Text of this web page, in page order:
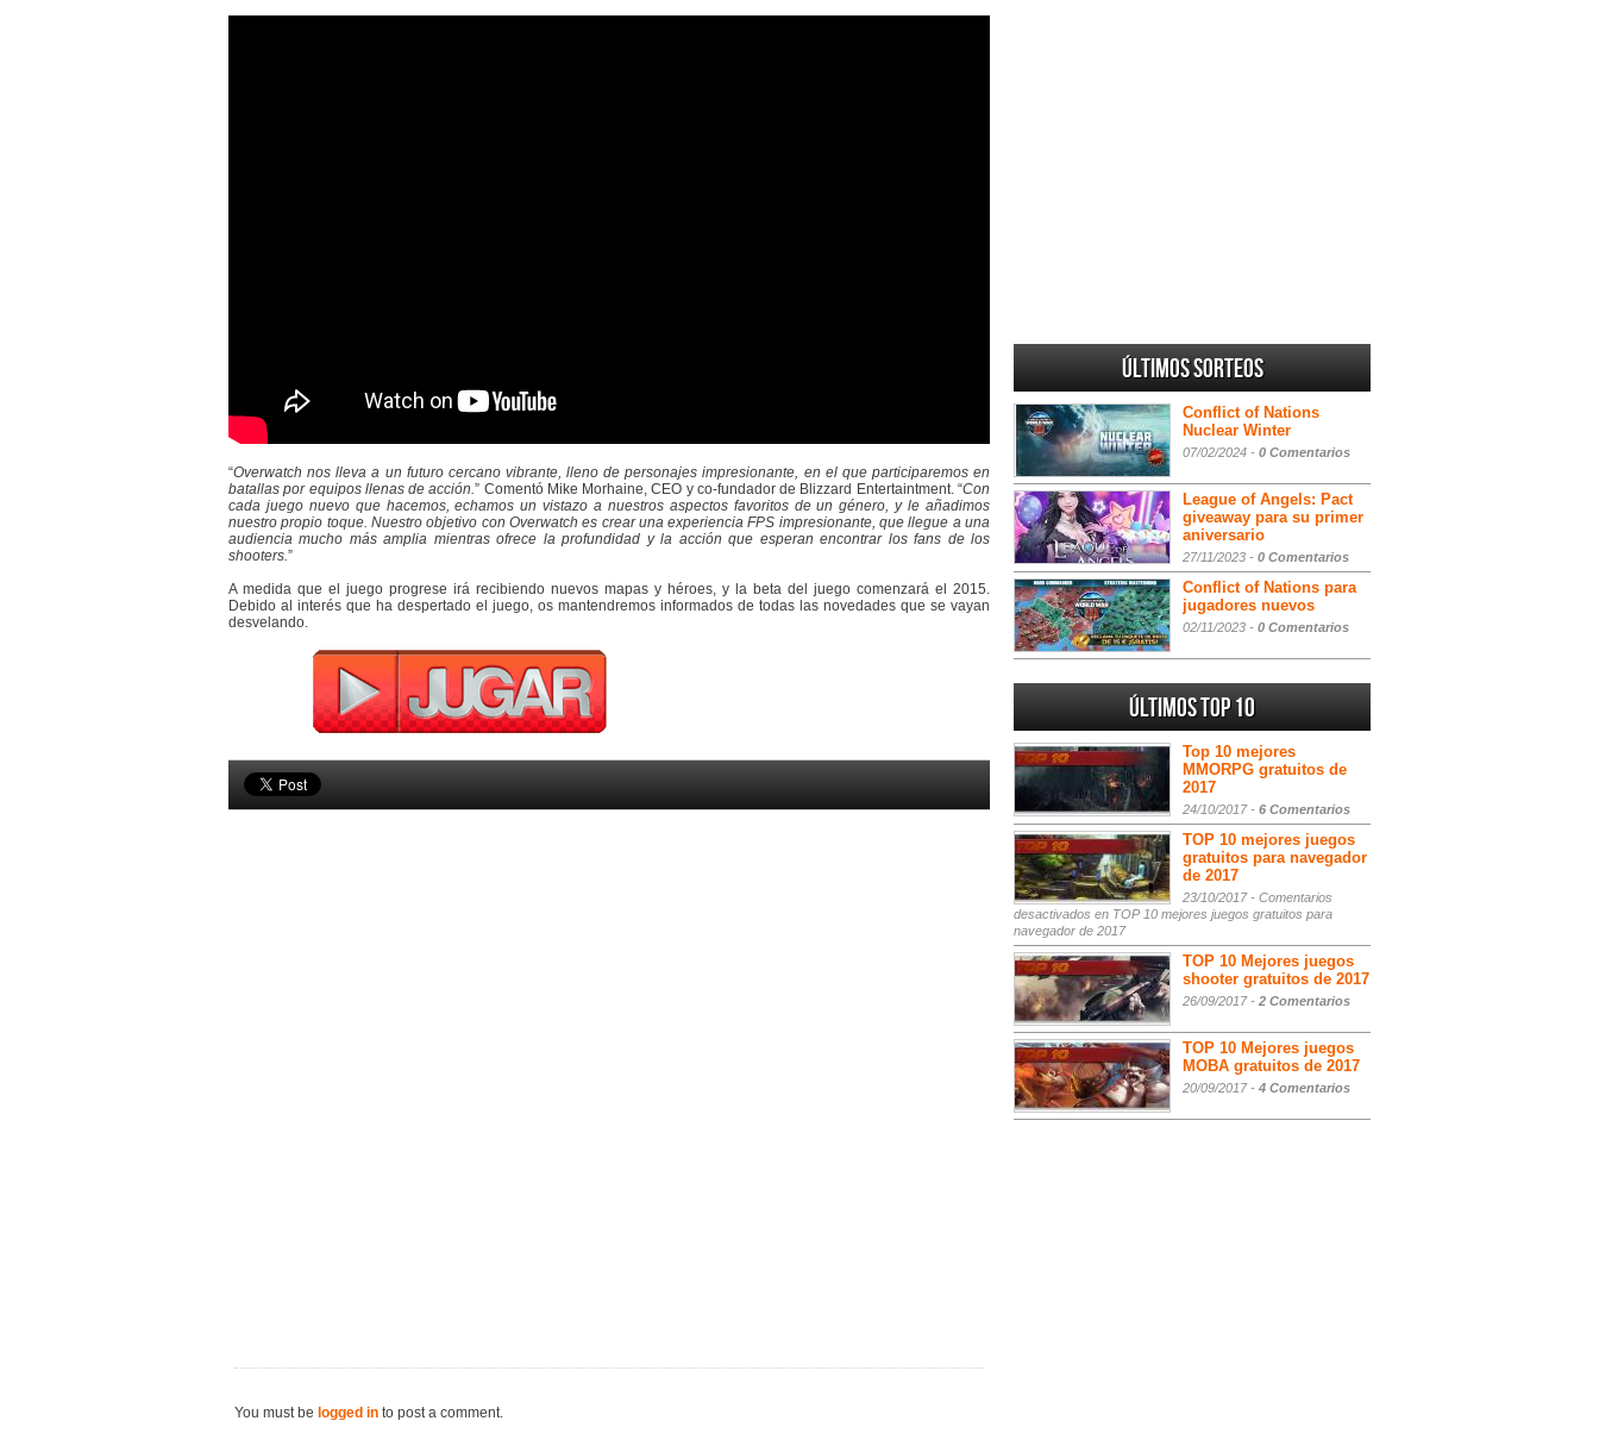
“Overwatch nos lleva a un futuro cercano vibrante, lleno de personajes impresionante, en el que participaremos en
batallas por equipos llenas de acción.” Comentó Mike Morhaine, CEO y co-fundador de Blizzard Entertaintment. “Con
cada juego nuevo que hacemos, echamos un vistazo a nuestros aspectos favoritos de un género, y le añadimos
nuestro propio toque. Nuestro objetivo con Overwatch es crear una experiencia FPS impresionante, que llegue a una
audiencia mucho más amplia mientras ofrece la profundidad y la acción que esperan encontrar los fans de los
shooters.”
A medida que el juego progrese irá recibiendo nuevos mapas y héroes, y la beta del juego comenzará el 2015.
Debido al interés que ha despertado el juego, os mantendremos informados de todas las novedades que se vayan
desvelando.
You must be logged in to post a comment.
Últimos sorteos
Conflict of Nations
Nuclear Winter
07/02/2024 - 0 Comentarios
League of Angels: Pact
giveaway para su primer
aniversario
27/11/2023 - 0 Comentarios
Conflict of Nations para
jugadores nuevos
02/11/2023 - 0 Comentarios
Últimos Top 10
Top 10 mejores
MMORPG gratuitos de
2017
24/10/2017 - 6 Comentarios
TOP 10 mejores juegos
gratuitos para navegador
de 2017
23/10/2017 - Comentarios
desactivados en TOP 10 mejores juegos gratuitos para
navegador de 2017
TOP 10 Mejores juegos
shooter gratuitos de 2017
26/09/2017 - 2 Comentarios
TOP 10 Mejores juegos
MOBA gratuitos de 2017
20/09/2017 - 4 Comentarios